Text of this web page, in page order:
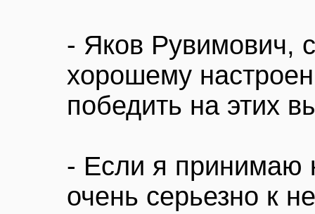
- Яков Рувимович,
хорошему
победить на этих
- Если я принимаю
очень серьезно к